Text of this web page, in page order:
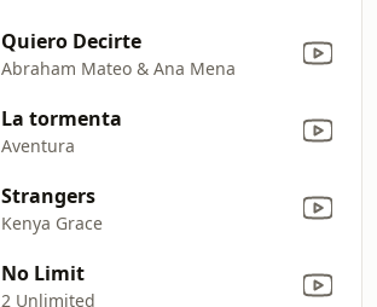
Quiero Decirte
Abraham Mateo & Ana Mena
La tormenta
Aventura
Strangers
Kenya Grace
No Limit
2 Unlimited